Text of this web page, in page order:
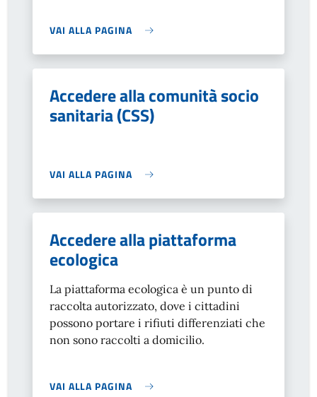
VAI ALLA PAGINA
Accedere alla comunità socio
sanitaria (CSS)
VAI ALLA PAGINA
Accedere alla piattaforma
ecologica
La piattaforma ecologica è un punto di
raccolta autorizzato, dove i cittadini
possono portare i rifiuti differenziati che
non sono raccolti a domicilio.
VAI ALLA PAGINA